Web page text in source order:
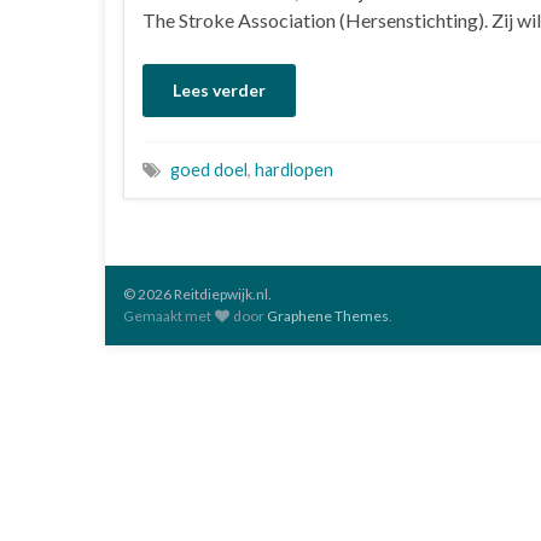
The Stroke Association (Hersenstichting). Zij
Lees verder
goed doel, hardlopen
© 2026 Reitdiepwijk.nl.
Gemaakt met
door Graphene Themes.